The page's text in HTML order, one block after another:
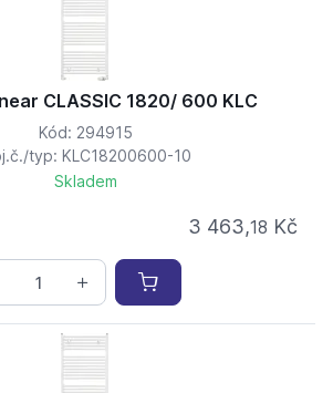
CLASSIC 1820/ 600 KLC
Kód: 294915
typ: KLC18200600-10
Skladem
3 463,18 Kč